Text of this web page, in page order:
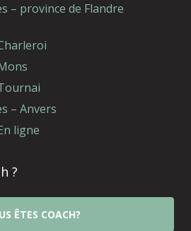
– province de Flandre
– Anvers
ligne
?
ÊTES COACH?